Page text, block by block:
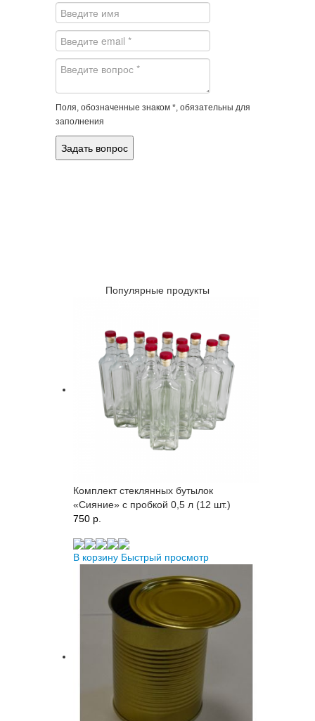
Поля, обозначенные знаком *, обязательны для
заполнения
Популярные продукты
Комплект стеклянных бутылок
«Сияние» с пробкой 0,5 л (12 шт.)
750 p.
В корзину Быстрый просмотр